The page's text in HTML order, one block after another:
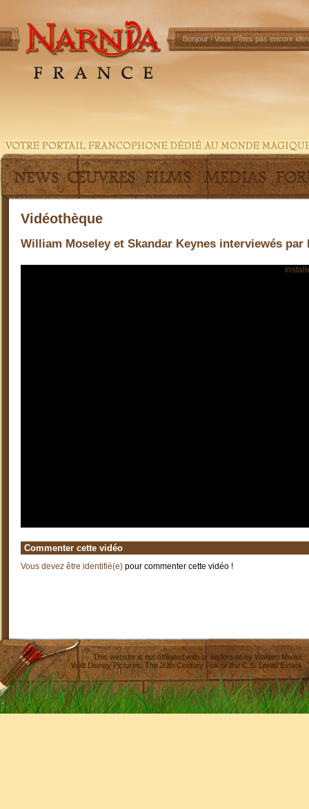
Bonjour !Vous n'êtes pas encore
Vidéothèque
William Moseley et Skandar Keynes interviewés par
Commenter cette vidéo
Vous devez être identifié(e) pour commenter cette vidéo !
This website is not affiliated with or endorsed byWalden Media
Walt Disney Pictures,The 20th Century Fox or the C.S. Lewis Estate.